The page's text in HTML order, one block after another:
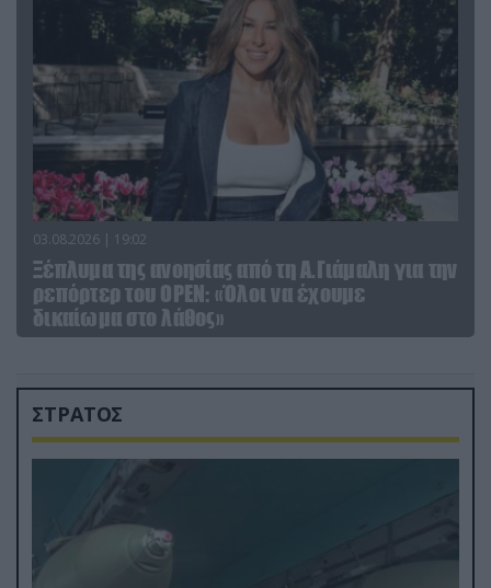
03.08.2026 | 19:02
Ξέπλυμα της ανοησίας από τη Α.Γιάμαλη για την
ρεπόρτερ του ΟΡΕΝ: «Όλοι να έχουμε
δικαίωμα στο λάθος»
ΣΤΡΑΤΟΣ